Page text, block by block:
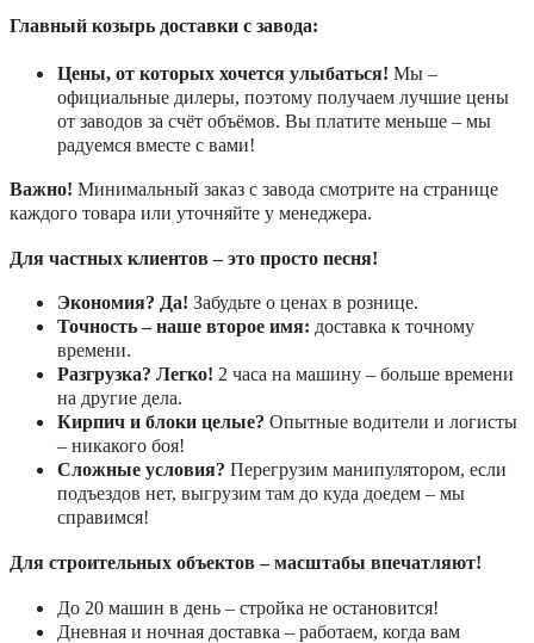
Главный козырь доставки с завода:
Цены, от которых хочется улыбаться! Мы –
официальные дилеры, поэтому получаем лучшие цены
от заводов за счёт объёмов. Вы платите меньше – мы
радуемся вместе с вами!
Важно! Минимальный заказ с завода смотрите на странице
каждого товара или уточняйте у менеджера.
Для частных клиентов – это просто песня!
Экономия? Да! Забудьте о ценах в рознице.
Точность – наше второе имя: доставка к точному
времени.
Разгрузка? Легко! 2 часа на машину – больше времени
на другие дела.
Кирпич и блоки целые? Опытные водители и логисты
– никакого боя!
Сложные условия? Перегрузим манипулятором, если
подъездов нет, выгрузим там до куда доедем – мы
справимся!
Для строительных объектов – масштабы впечатляют!
До 20 машин в день – стройка не остановится!
Дневная и ночная доставка – работаем, когда вам